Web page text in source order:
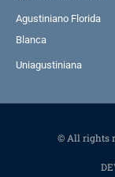
Agustiniano Florida
Blanca
Uniagustiniana
© All rights